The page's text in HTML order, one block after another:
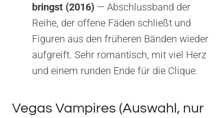
bringst (2016) — Abschlussband der
Reihe, der offene Fäden schließt und
Figuren aus den früheren Bänden wieder
aufgreift. Sehr romantisch, mit viel Herz
und einem runden Ende für die Clique.
Vegas Vampires (Auswahl, nur